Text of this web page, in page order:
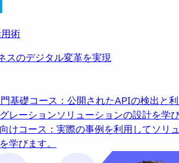
術
スのデジタル変革を実現
基礎コース：公開されたAPIの検出と
ーションソリューションの設計を学び
けコース：実際の事例を利用してソリ
学びます。